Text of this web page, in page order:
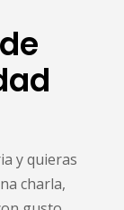
y quieras
charla,